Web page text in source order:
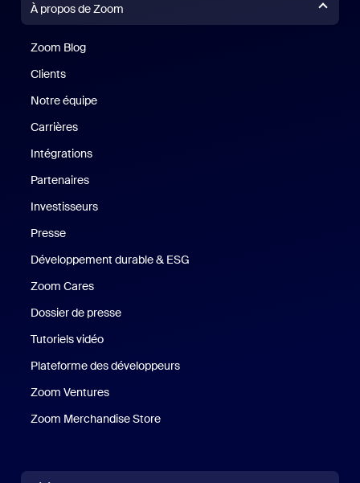
À propos de Zoom
Zoom Blog
Clients
Notre équipe
Carrières
Intégrations
Partenaires
Investisseurs
Presse
Développement durable & ESG
Zoom Cares
Dossier de presse
Tutoriels vidéo
Plateforme des développeurs
Zoom Ventures
Zoom Merchandise Store